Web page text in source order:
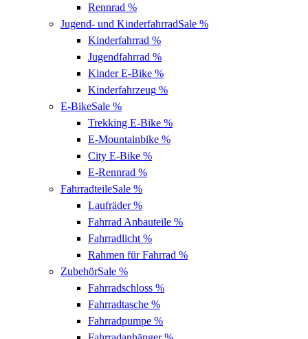
Rennrad %
Jugend- und KinderfahrradSale %
Kinderfahrrad %
Jugendfahrrad %
Kinder E-Bike %
Kinderfahrzeug %
E-BikeSale %
Trekking E-Bike %
E-Mountainbike %
City E-Bike %
E-Rennrad %
FahrradteileSale %
Laufräder%
Fahrrad Anbauteile %
Fahrradlicht %
Rahmen für Fahrrad %
ZubehörSale %
Fahrradschloss %
Fahrradtasche %
Fahrradpumpe %